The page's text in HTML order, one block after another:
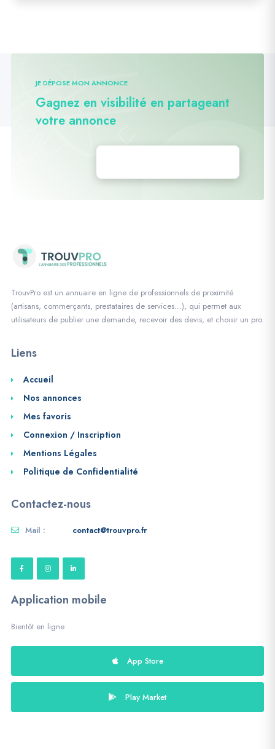
JE DÉPOSE MON ANNONCE
Gagnez en visibilité en partageant
votre annonce
TrouvPro est un annuaire en ligne de professionnels de proximité
(artisans, commerçants, prestataires de services…), qui permet aux
utilisateurs de publier une demande, recevoir des devis, et choisir un pro.
Liens
Accueil
Nos annonces
Mes favoris
Connexion / Inscription
Mentions Légales
Politique de Confidentialité
Contactez-nous
Mail : contact@trouvpro.fr
Application mobile
Bientôt en ligne
App Store
Play Market